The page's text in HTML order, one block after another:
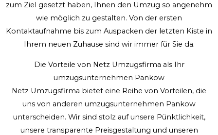
zum Ziel gesetzt haben, Ihnen den Umzug so angenehm
wie möglich zu gestalten. Von der ersten
Kontaktaufnahme bis zum Auspacken der letzten Kiste in
Ihrem neuen Zuhause sind wir immer für Sie da.
Die Vorteile von Netz Umzugsfirma als Ihr
umzugsunternehmen Pankow
Netz Umzugsfirma bietet eine Reihe von Vorteilen, die
uns von anderen umzugsunternehmen Pankow
unterscheiden. Wir sind stolz auf unsere Pünktlichkeit,
unsere transparente Preisgestaltung und unseren